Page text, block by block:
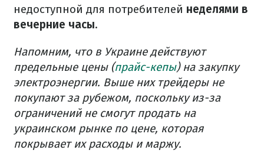
недоступной для потребителей неделями в
вечерние часы.
Напомним, что в Украине действуют
предельные цены (прайс-кепы) на закупку
электроэнергии. Выше них трейдеры не
покупают за рубежом, поскольку из-за
ограничений не смогут продать на
украинском рынке по цене, которая
покрывает их расходы и маржу.